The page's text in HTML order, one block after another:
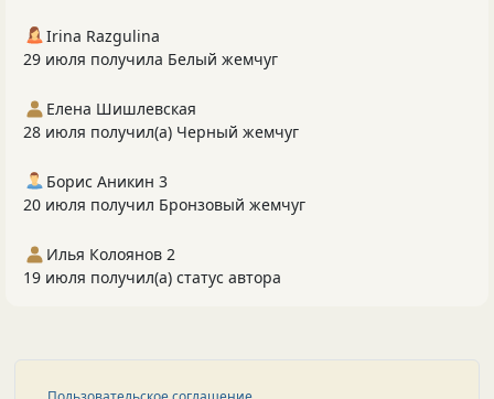
Irina Razgulina
29 июля получила Белый жемчуг
Елена Шишлевская
28 июля получил(а) Черный жемчуг
Борис Аникин 3
20 июля получил Бронзовый жемчуг
Илья Колоянов 2
19 июля получил(а) статус автора